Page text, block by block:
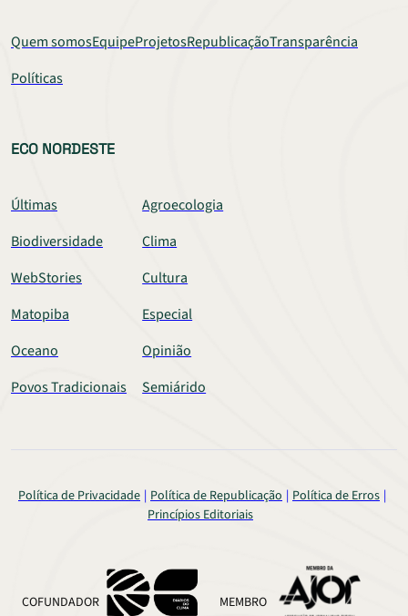
Quem somosEquipeProjetosRepublicaçãoTransparência
Políticas
ECO NORDESTE
Últimas
Agroecologia
Biodiversidade
Clima
WebStories
Cultura
Matopiba
Especial
Oceano
Opinião
Povos Tradicionais
Semiárido
Política de Privacidade Política de Republicação Política de Erros
Princípios Editoriais
COFUNDADOR MEMBRO